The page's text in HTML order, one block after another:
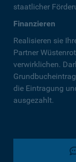
staatlicher
Finanzieren
Realisieren sie
Partner
verwirklichen.
die Eintragung
ausgezahlt.